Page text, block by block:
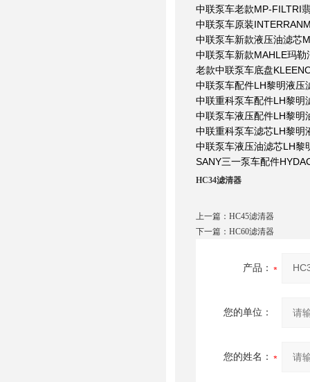
中联泵车老款MP-FILTRI
中联泵车原装
中联泵车新款液压油滤芯
中联泵车新款MAHLE玛
老款中联泵车底盘
中联泵车配件LH黎明液压
中联重科泵车配件LH黎明
中联泵车液压配件LH黎明
中联重科泵车滤芯LH黎明
中联泵车液压油滤芯LH黎
SANY三一泵车配件
HC34滤清器
上一篇： HC45滤清器
下一篇： HC60滤清器
产品：
您的单位：
您的姓名：